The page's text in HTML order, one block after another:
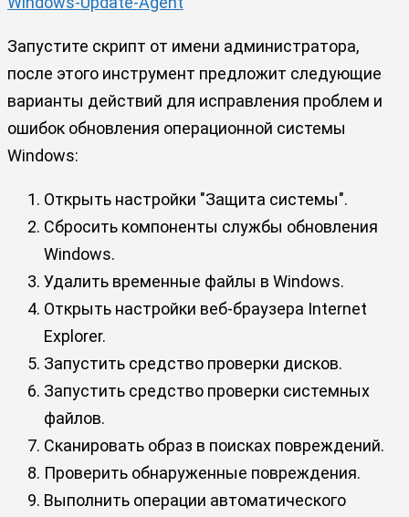
Запустите скрипт от имени администратора,
после этого инструмент предложит следующие
варианты действий для исправления проблем и
ошибок обновления операционной системы
Windows:
Открыть настройки "Защита системы".
Сбросить компоненты службы обновления
Windows.
Удалить временные файлы в Windows.
Открыть настройки веб-браузера Internet
Explorer.
Запустить средство проверки дисков.
Запустить средство проверки системных
файлов.
Сканировать образ в поисках повреждений.
Проверить обнаруженные повреждения.
Выполнить операции автоматического